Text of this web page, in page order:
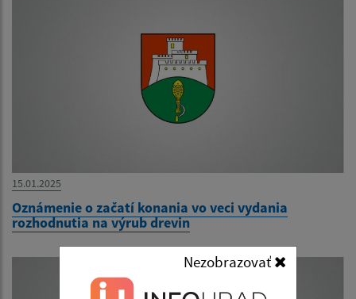
Nezobrazovať
15.01.2025
Oznámenie o začatí konania vo veci vydania
rozhodnutia na výrub drevin